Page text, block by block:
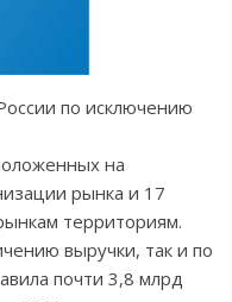
по исключению
на
рынка и 17
территориям.
выручки, так и по
почти 3,8 млрд